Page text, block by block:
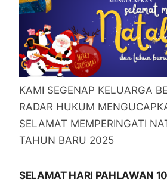
KAMI SEGENAP KELUARGA
RADAR HUKUM
SELAMAT MEMPERINGATI
TAHUN BARU 2025
SELAMAT HARI PAHLAWAN